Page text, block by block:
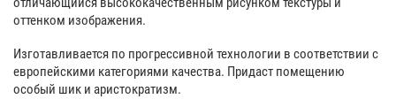
оттенком изображения.
Изготавливается по прогрессивной технологии в соответствии с
европейскими категориями качества. Придаст помещению
особый шик и аристократизм.